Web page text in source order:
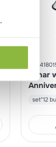
.
set*12